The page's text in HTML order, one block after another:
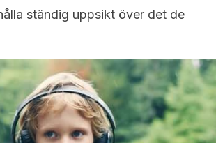
ständig uppsikt över det de